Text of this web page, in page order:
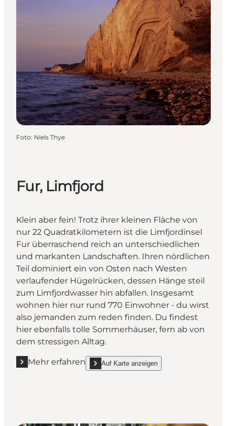
Foto: Niels Thye
Fur, Limfjord
Klein aber fein! Trotz ihrer kleinen Fläche von
nur 22 Quadratkilometern ist die Limfjordinsel
Fur überraschend reich an unterschiedlichen
und markanten Landschaften. Ihren nördlichen
Teil dominiert ein von Osten nach Westen
verlaufender Hügelrücken, dessen Hänge steil
zum Limfjordwasser hin abfallen. Insgesamt
wohnen hier nur rund 770 Einwohner - du wirst
also jemanden zum reden finden. Du findest
hier ebenfalls tolle Sommerhäuser, fern ab von
dem stressigen Alltag.
Mehr erfahren
Mehr erfahren "Fur, Limfjord"
Auf Karte anzeigen
show Fur, Limfjord on_map